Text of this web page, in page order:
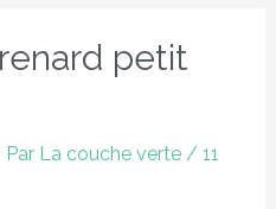
petit
La couche verte / 11